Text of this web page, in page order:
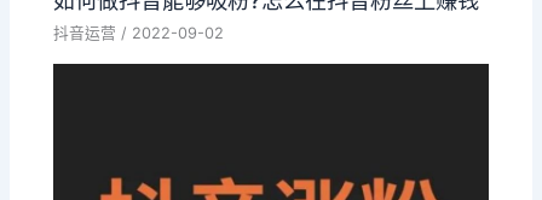
抖音运营 / 2022-09-02